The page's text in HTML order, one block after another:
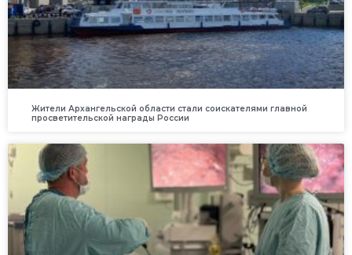
Жители Архангельской области стали соискателями главной
просветительской награды России